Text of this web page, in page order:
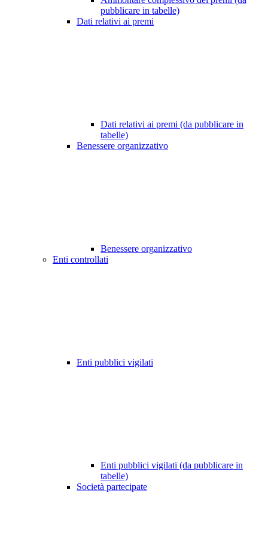
pubblicare in tabelle)
Dati relativi ai premi
Dati relativi ai premi (da pubblicare in
tabelle)
Benessere organizzativo
Benessere organizzativo
Enti controllati
Enti pubblici vigilati
Enti pubblici vigilati (da pubblicare in
tabelle)
Società partecipate